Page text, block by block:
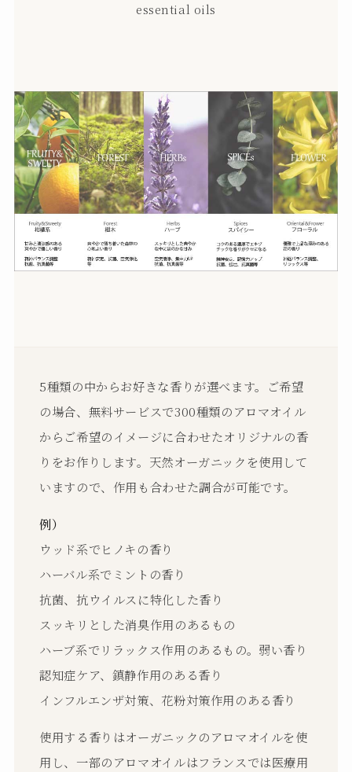
essential oils
5種類の中からお好きな香りが選べます。ご希望
の場合、無料サービスで300種類のアロマオイル
からご希望のイメージに合わせたオリジナルの香
りをお作りします。天然オーガニックを使用して
いますので、作用も合わせた調合が可能です。
例）
ウッド系でヒノキの香り
ハーバル系でミントの香り
抗菌、抗ウイルスに特化した香り
スッキリとした消臭作用のあるもの
ハーブ系でリラックス作用のあるもの。弱い香り
認知症ケア、鎮静作用のある香り
インフルエンザ対策、花粉対策作用のある香り
使用する香りはオーガニックのアロマオイルを使
用し、一部のアロマオイルはフランスでは医療用